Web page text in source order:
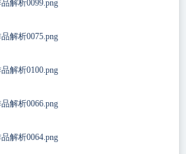
解析0099.png
解析0075.png
解析0100.png
解析0066.png
解析0064.png